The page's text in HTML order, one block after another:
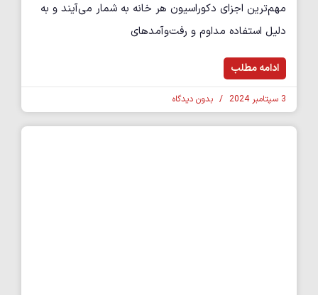
مهم‌ترین اجزای دکوراسیون هر خانه به شمار می‌آیند و به
دلیل استفاده مداوم و رفت‌وآمدهای
ادامه مطلب
3 سپتامبر 2024 بدون دیدگاه